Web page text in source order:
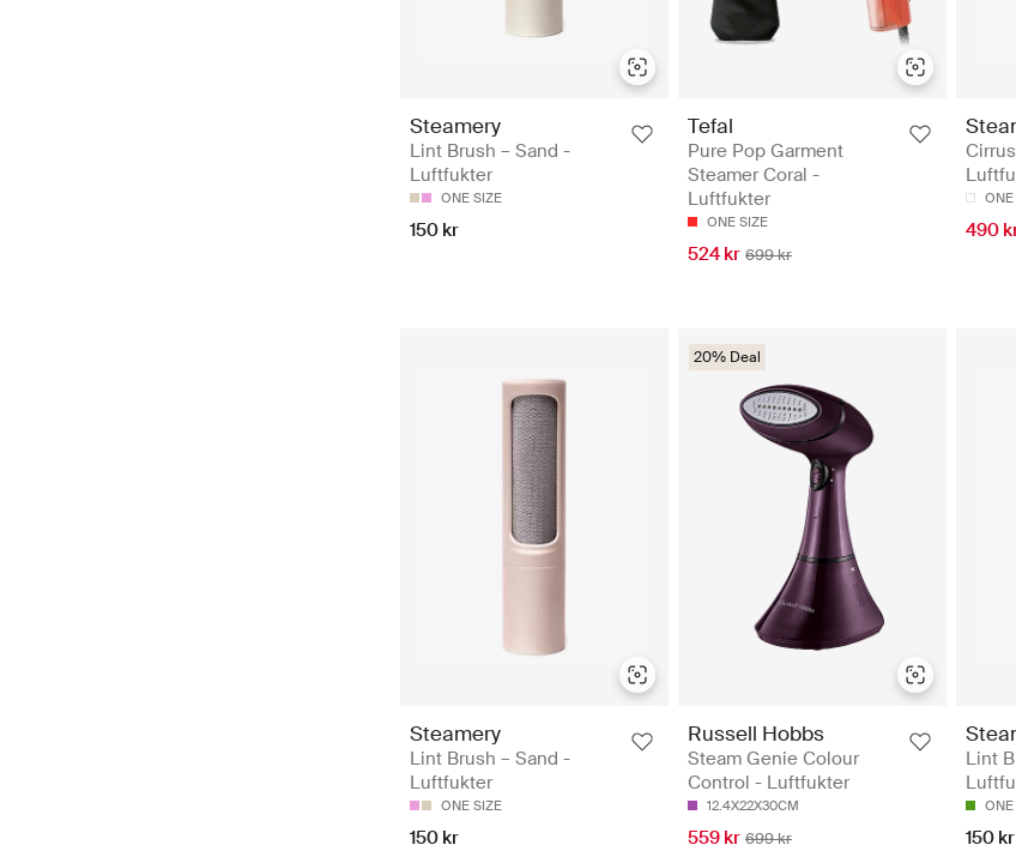
Steamery
Lint Brush – Sand -
Luftfukter
ONE SIZE
150 kr
Tefal
Pure Pop Garment
Steamer Coral -
Luftfukter
ONE SIZE
524 kr 699 kr
490
Steamery
Lint Brush – Sand -
Luftfukter
ONE SIZE
150 kr
20% Deal
Russell Hobbs
Steam Genie Colour
Control - Luftfukter
12.4X22X30CM
559 kr 699 kr
Lint
150 kr